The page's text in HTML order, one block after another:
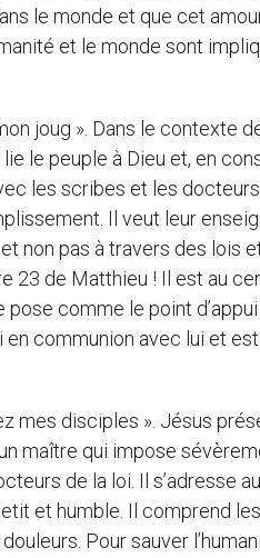
le monde et que cet
et le monde sont
joug ». Dans le contexte
le peuple à Dieu et, en
les scribes et les
Il veut leur
non pas à travers des
23 de Matthieu ! Il est au
comme le point
communion avec lui et
mes disciples ». Jésus
maître qui impose
de la loi. Il s’adresse
et humble. Il comprend
Pour sauver